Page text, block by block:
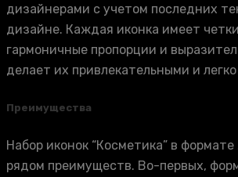
дизайнерами с учетом последних
дизайне. Каждая иконка имеет
гармоничные пропорции и
делает их привлекательными и
Преимущества
Набор иконок “Косметика” в
рядом преимуществ. Во-первых,